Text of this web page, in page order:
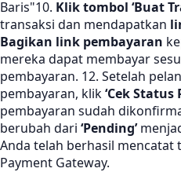
Baris"10. Klik tombol ‘Buat
transaksi dan mendapatkan
Bagikan link pembayaran
mereka dapat membayar
pembayaran. 12. Setelah
pembayaran, klik‘Cek Status
pembayaran sudah
berubah dari ‘Pending’
Anda telah berhasil mencatat
Payment Gateway.